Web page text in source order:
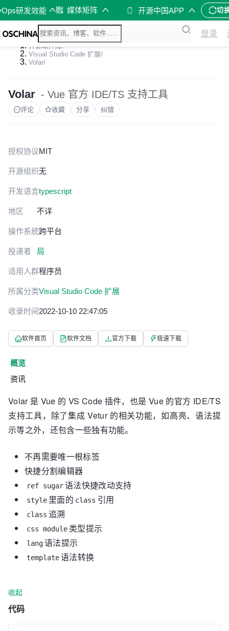
研发效能 媒体矩阵 开源中国APP 切
登录
开源软件库/
Visual Studio Code 扩展/
Volar/
Volar - Vue 官方 IDE/TS 支持工具
评论 收藏 分享 纠错
授权协议MIT
开源组织无
开发语言typescript
地区 不详
操作系统跨平台
投递者 局
适用人群程序员
所属分类Visual Studio Code 扩展
收录时间2022-10-10 22:47:05
软件首页 软件文档 官方下载 极速下载
概览
资讯
Volar 是 Vue 的 VS Code 插件，也是 Vue 的官方 IDE/TS
支持工具，除了集成 Vetur 的相关功能，如高亮、语法提
示等之外，还包含一些独有功能。
不再需要唯一根标签
快捷分割编辑器
ref sugar 语法快捷改动支持
style 里面的 class 引用
class 追溯
css module 类型提示
lang 语法提示
template 语法转换
收起
代码